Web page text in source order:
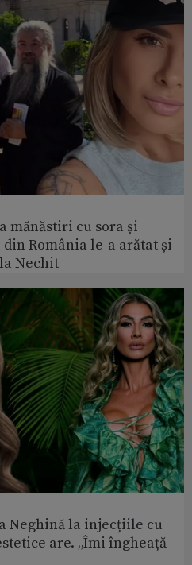
mănăstiri cu sora și
România le-a arătat și
Nechit
Neghină la injecțiile cu
are. „Îmi îngheață